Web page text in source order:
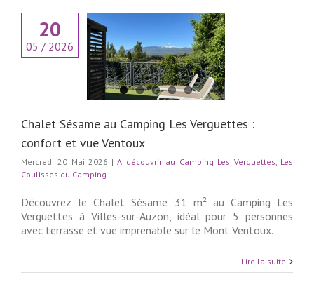
20
05 / 2026
au Camping
: confort et
Chalet Sésame au Camping Les Verguettes :
confort et vue Ventoux
Mercredi 20 Mai 2026 | A découvrir au Camping Les Verguettes Les
Coulisses du Camping
Découvrez le Chalet Sésame 31 m² au Camping Les
Verguettes à Villes-sur-Auzon, idéal pour 5 personnes
avec terrasse et vue imprenable sur le Mont Ventoux.
Lire la suite